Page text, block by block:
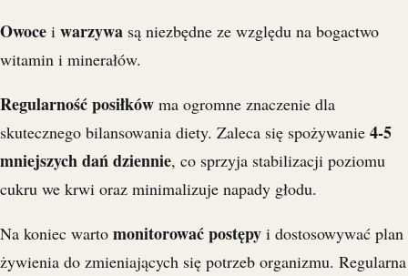
Owoce i warzywa są niezbędne ze względu na bogactwo
witamin i minerałów.
Regularność posiłków ma ogromne znaczenie dla
skutecznego bilansowania diety. Zaleca się spożywanie 4-5
mniejszych dań dziennie, co sprzyja stabilizacji poziomu
cukru we krwi oraz minimalizuje napady głodu.
Na koniec warto monitorować postępy i dostosowywać plan
żywienia do zmieniających się potrzeb organizmu. Regularna